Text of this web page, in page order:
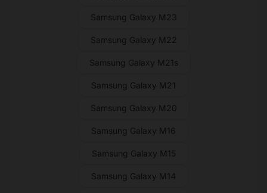
Samsung Galaxy M23
Samsung Galaxy M22
Samsung Galaxy M21s
Samsung Galaxy M21
Samsung Galaxy M20
Samsung Galaxy M16
Samsung Galaxy M15
Samsung Galaxy M14